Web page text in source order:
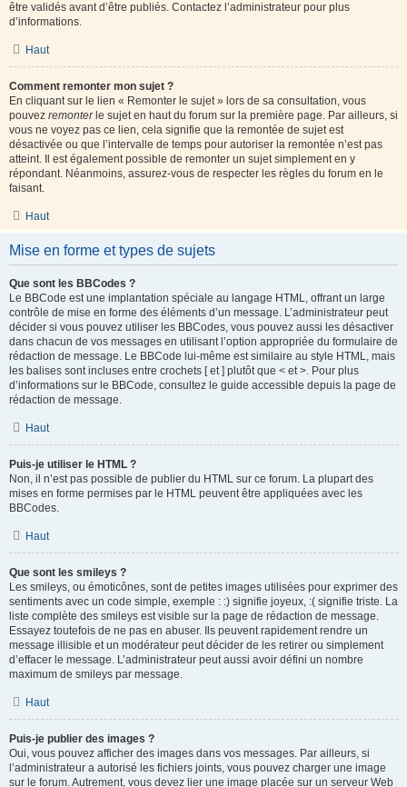
être validés avant d’être publiés. Contactez l’administrateur pour plus
d’informations.
Haut
Comment remonter mon sujet ?
En cliquant sur le lien « Remonter le sujet » lors de sa consultation, vous
pouvez remonterle sujet en haut du forum sur la première page. Par ailleurs, si
vous ne voyez pas ce lien, cela signifie que la remontée de sujet est
désactivée ou que l’intervalle de temps pour autoriser la remontée n’est pas
atteint. Il est également possible de remonter un sujet simplement en y
répondant. Néanmoins, assurez-vous de respecter les règles du forum en le
faisant.
Haut
Mise en forme et types de sujets
Que sont les BBCodes ?
Le BBCode est une implantation spéciale au langage HTML, offrant un large
contrôle de mise en forme des éléments d’un message. L’administrateur peut
décider si vous pouvez utiliser les BBCodes, vous pouvez aussi les désactiver
dans chacun de vos messages en utilisant l’option appropriée du formulaire de
rédaction de message. Le BBCode lui-même est similaire au style HTML, mais
les balises sont incluses entre crochets [ et ] plutôt que < et >. Pour plus
d’informations sur le BBCode, consultez le guide accessible depuis la page de
rédaction de message.
Haut
Puis-je utiliser le HTML ?
Non, il n’est pas possible de publier du HTML sur ce forum. La plupart des
mises en forme permises par le HTML peuvent être appliquées avec les
BBCodes.
Haut
Que sont les smileys ?
Les smileys, ou émoticônes, sont de petites images utilisées pour exprimer des
sentiments avec un code simple, exemple : :) signifie joyeux, :( signifie triste. La
liste complète des smileys est visible sur la page de rédaction de message.
Essayez toutefois de ne pas en abuser. Ils peuvent rapidement rendre un
message illisible et un modérateur peut décider de les retirer ou simplement
d’effacer le message. L’administrateur peut aussi avoir défini un nombre
maximum de smileys par message.
Haut
Puis-je publier des images ?
Oui, vous pouvez afficher des images dans vos messages. Par ailleurs, si
l’administrateur a autorisé les fichiers joints, vous pouvez charger une image
sur le forum. Autrement, vous devez lier une image placée sur un serveur Web